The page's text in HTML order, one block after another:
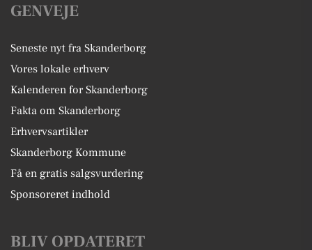
GENVEJE
Seneste nyt fra Skanderborg
Vores lokale erhverv
Kalenderen for Skanderborg
Fakta om Skanderborg
Erhvervsartikler
Skanderborg Kommune
Få en gratis salgsvurdering
Sponsoreret indhold
BLIV OPDATERET